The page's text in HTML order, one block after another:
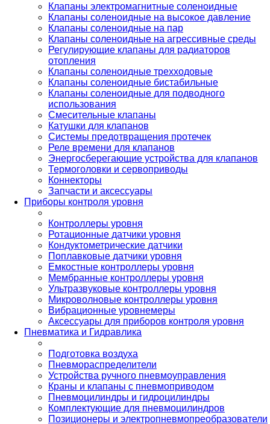
Клапаны электромагнитные соленоидные
Клапаны соленоидные на высокое давление
Клапаны соленоидные на пар
Клапаны соленоидные на агрессивные среды
Регулирующие клапаны для радиаторов
отопления
Клапаны соленоидные трехходовые
Клапаны соленоидные бистабильные
Клапаны соленоидные для подводного
использования
Смесительные клапаны
Катушки для клапанов
Системы предотвращения протечек
Реле времени для клапанов
Энергосберегающие устройства для клапанов
Термоголовки и сервоприводы
Коннекторы
Запчасти и аксессуары
Приборы контроля уровня
Контроллеры уровня
Ротационные датчики уровня
Кондуктометрические датчики
Поплавковые датчики уровня
Емкостные контроллеры уровня
Мембранные контроллеры уровня
Ультразвуковые контроллеры уровня
Микроволновые контроллеры уровня
Вибрационные уровнемеры
Аксессуары для приборов контроля уровня
Пневматика и Гидравлика
Подготовка воздуха
Пневмораспределители
Устройства ручного пневмоуправления
Краны и клапаны с пневмоприводом
Пневмоцилиндры и гидроцилиндры
Комплектующие для пневмоцилиндров
Позиционеры и электропневмопреобразователи